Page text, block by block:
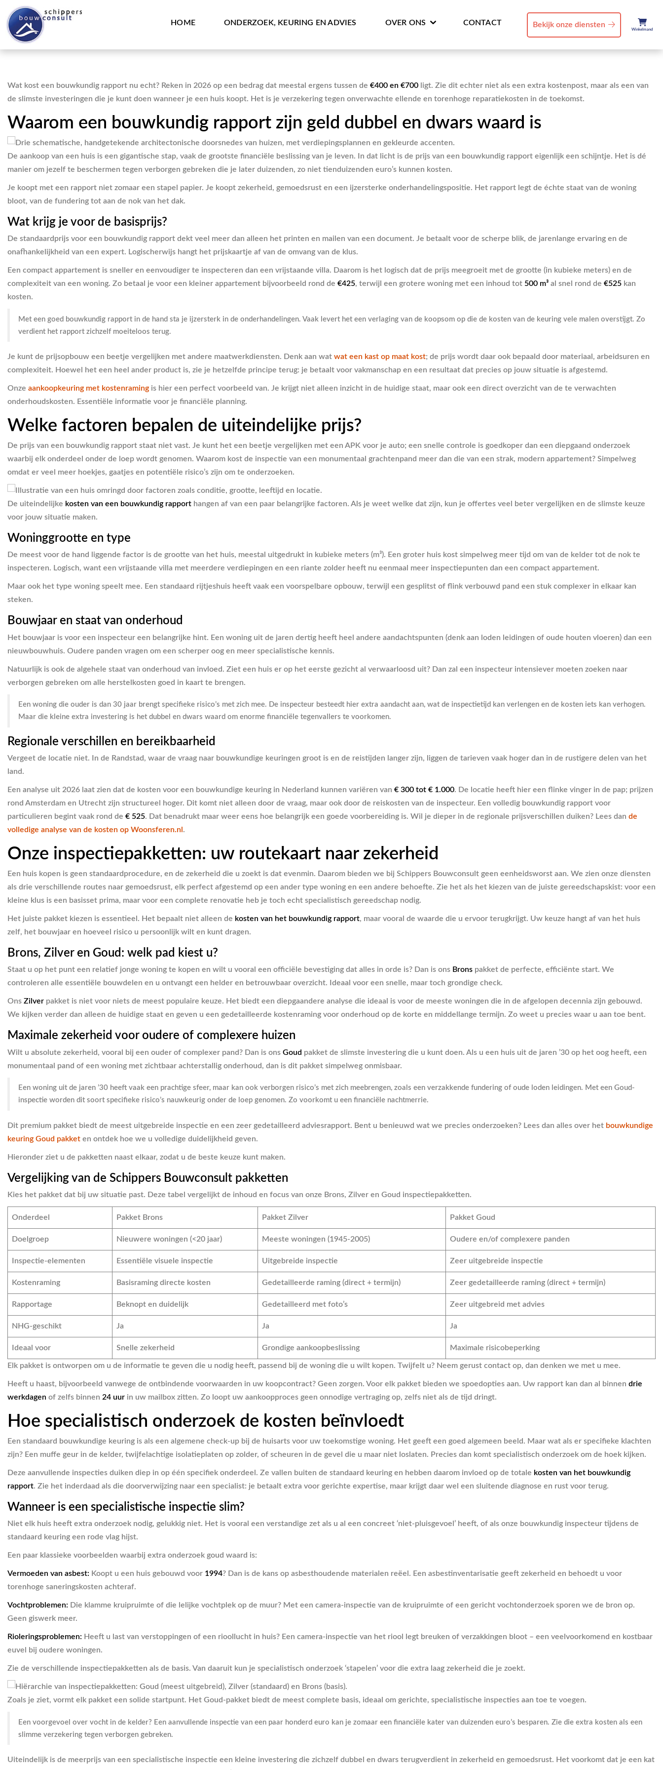
HOME ONDERZOEK, KEURING EN ADVIES OVER ONS CONTACT
Winkelmand
Bekijk onze diensten
Wat kost een bouwkundig rapport nu echt? Reken in 2026 op een bedrag dat meestal ergens tussen de €400 en €700 ligt. Zie dit echter niet als een extra kostenpost, maar als een van
de slimste investeringen die je kunt doen wanneer je een huis koopt. Het is je verzekering tegen onverwachte ellende en torenhoge reparatiekosten in de toekomst.
Waarom een bouwkundig rapport zijn geld dubbel en dwars waard is
De aankoop van een huis is een gigantische stap, vaak de grootste financiële beslissing van je leven. In dat licht is de prijs van een bouwkundig rapport eigenlijk een schijntje. Het is dé
manier om jezelf te beschermen tegen verborgen gebreken die je later duizenden, zo niet tienduizenden euro’s kunnen kosten.
Je koopt met een rapport niet zomaar een stapel papier. Je koopt zekerheid, gemoedsrust en een ijzersterke onderhandelingspositie. Het rapport legt de échte staat van de woning
bloot, van de fundering tot aan de nok van het dak.
Wat krijg je voor de basisprijs?
De standaardprijs voor een bouwkundig rapport dekt veel meer dan alleen het printen en mailen van een document. Je betaalt voor de scherpe blik, de jarenlange ervaring en de
onafhankelijkheid van een expert. Logischerwijs hangt het prijskaartje af van de omvang van de klus.
Een compact appartement is sneller en eenvoudiger te inspecteren dan een vrijstaande villa. Daarom is het logisch dat de prijs meegroeit met de grootte (in kubieke meters) en de
complexiteit van een woning. Zo betaal je voor een kleiner appartement bijvoorbeeld rond de €425, terwijl een grotere woning met een inhoud tot 500 m³ al snel rond de €525 kan
kosten.
Met een goed bouwkundig rapport in de hand sta je ijzersterk in de onderhandelingen. Vaak levert het een verlaging van de koopsom op die de kosten van de keuring vele malen overstijgt. Zo
verdient het rapport zichzelf moeiteloos terug.
Je kunt de prijsopbouw een beetje vergelijken met andere maatwerkdiensten. Denk aan wat wat een kast op maat kost; de prijs wordt daar ook bepaald door materiaal, arbeidsuren en
complexiteit. Hoewel het een heel ander product is, zie je hetzelfde principe terug: je betaalt voor vakmanschap en een resultaat dat precies op jouw situatie is afgestemd.
Onze aankoopkeuring met kostenraming is hier een perfect voorbeeld van. Je krijgt niet alleen inzicht in de huidige staat, maar ook een direct overzicht van de te verwachten
onderhoudskosten. Essentiële informatie voor je financiële planning.
Welke factoren bepalen de uiteindelijke prijs?
De prijs van een bouwkundig rapport staat niet vast. Je kunt het een beetje vergelijken met een APK voor je auto; een snelle controle is goedkoper dan een diepgaand onderzoek
waarbij elk onderdeel onder de loep wordt genomen. Waarom kost de inspectie van een monumentaal grachtenpand meer dan die van een strak, modern appartement? Simpelweg
omdat er veel meer hoekjes, gaatjes en potentiële risico’s zijn om te onderzoeken.
De uiteindelijke kosten van een bouwkundig rapport hangen af van een paar belangrijke factoren. Als je weet welke dat zijn, kun je offertes veel beter vergelijken en de slimste keuze
voor jouw situatie maken.
Woninggrootte en type
De meest voor de hand liggende factor is de grootte van het huis, meestal uitgedrukt in kubieke meters (m³). Een groter huis kost simpelweg meer tijd om van de kelder tot de nok te
inspecteren. Logisch, want een vrijstaande villa met meerdere verdiepingen en een riante zolder heeft nu eenmaal meer inspectiepunten dan een compact appartement.
Maar ook het type woning speelt mee. Een standaard rijtjeshuis heeft vaak een voorspelbare opbouw, terwijl een gesplitst of flink verbouwd pand een stuk complexer in elkaar kan
steken.
Bouwjaar en staat van onderhoud
Het bouwjaar is voor een inspecteur een belangrijke hint. Een woning uit de jaren dertig heeft heel andere aandachtspunten (denk aan loden leidingen of oude houten vloeren) dan een
nieuwbouwhuis. Oudere panden vragen om een scherper oog en meer specialistische kennis.
Natuurlijk is ook de algehele staat van onderhoud van invloed. Ziet een huis er op het eerste gezicht al verwaarloosd uit? Dan zal een inspecteur intensiever moeten zoeken naar
verborgen gebreken om alle herstelkosten goed in kaart te brengen.
Een woning die ouder is dan 30 jaar brengt specifieke risico’s met zich mee. De inspecteur besteedt hier extra aandacht aan, wat de inspectietijd kan verlengen en de kosten iets kan verhogen.
Maar die kleine extra investering is het dubbel en dwars waard om enorme financiële tegenvallers te voorkomen.
Regionale verschillen en bereikbaarheid
Vergeet de locatie niet. In de Randstad, waar de vraag naar bouwkundige keuringen groot is en de reistijden langer zijn, liggen de tarieven vaak hoger dan in de rustigere delen van het
land.
Een analyse uit 2026 laat zien dat de kosten voor een bouwkundige keuring in Nederland kunnen variëren van € 300 tot € 1.000. De locatie heeft hier een flinke vinger in de pap; prijzen
rond Amsterdam en Utrecht zijn structureel hoger. Dit komt niet alleen door de vraag, maar ook door de reiskosten van de inspecteur. Een volledig bouwkundig rapport voor
particulieren begint vaak rond de € 525. Dat benadrukt maar weer eens hoe belangrijk een goede voorbereiding is. Wil je dieper in de regionale prijsverschillen duiken? Lees dan de
volledige analyse van de kosten op Woonsferen.nl .
Onze inspectiepakketten: uw routekaart naar zekerheid
Een huis kopen is geen standaardprocedure, en de zekerheid die u zoekt is dat evenmin. Daarom bieden we bij Schippers Bouwconsult geen eenheidsworst aan. We zien onze diensten
als drie verschillende routes naar gemoedsrust, elk perfect afgestemd op een ander type woning en een andere behoefte. Zie het als het kiezen van de juiste gereedschapskist: voor een
kleine klus is een basisset prima, maar voor een complete renovatie heb je toch echt specialistisch gereedschap nodig.
Het juiste pakket kiezen is essentieel. Het bepaalt niet alleen de kosten van het bouwkundig rapport, maar vooral de waarde die u ervoor terugkrijgt. Uw keuze hangt af van het huis
zelf, het bouwjaar en hoeveel risico u persoonlijk wilt en kunt dragen.
Brons, Zilver en Goud: welk pad kiest u?
Staat u op het punt een relatief jonge woning te kopen en wilt u vooral een officiële bevestiging dat alles in orde is? Dan is ons Brons pakket de perfecte, efficiënte start. We
controleren alle essentiële bouwdelen en u ontvangt een helder en betrouwbaar overzicht. Ideaal voor een snelle, maar toch grondige check.
Ons Zilver pakket is niet voor niets de meest populaire keuze. Het biedt een diepgaandere analyse die ideaal is voor de meeste woningen die in de afgelopen decennia zijn gebouwd.
We kijken verder dan alleen de huidige staat en geven u een gedetailleerde kostenraming voor onderhoud op de korte en middellange termijn. Zo weet u precies waar u aan toe bent.
Maximale zekerheid voor oudere of complexere huizen
Wilt u absolute zekerheid, vooral bij een ouder of complexer pand? Dan is ons Goud pakket de slimste investering die u kunt doen. Als u een huis uit de jaren ’30 op het oog heeft, een
monumentaal pand of een woning met zichtbaar achterstallig onderhoud, dan is dit pakket simpelweg onmisbaar.
Een woning uit de jaren ’30 heeft vaak een prachtige sfeer, maar kan ook verborgen risico’s met zich meebrengen, zoals een verzakkende fundering of oude loden leidingen. Met een Goud-
inspectie worden dit soort specifieke risico’s nauwkeurig onder de loep genomen. Zo voorkomt u een financiële nachtmerrie.
Dit premium pakket biedt de meest uitgebreide inspectie en een zeer gedetailleerd adviesrapport. Bent u benieuwd wat we precies onderzoeken? Lees dan alles over het bouwkundige
keuring Goud pakket en ontdek hoe we u volledige duidelijkheid geven.
Hieronder ziet u de pakketten naast elkaar, zodat u de beste keuze kunt maken.
Vergelijking van de Schippers Bouwconsult pakketten
Kies het pakket dat bij uw situatie past. Deze tabel vergelijkt de inhoud en focus van onze Brons, Zilver en Goud inspectiepakketten.
Onderdeel Pakket Brons Pakket Zilver Pakket Goud
Doelgroep Nieuwere woningen (<20 jaar) Meeste woningen (1945-2005) Oudere en/of complexere panden
Inspectie-elementen Essentiële visuele inspectie Uitgebreide inspectie Zeer uitgebreide inspectie
Kostenraming Basisraming directe kosten Gedetailleerde raming (direct + termijn) Zeer gedetailleerde raming (direct + termijn)
Rapportage Beknopt en duidelijk Gedetailleerd met foto’s Zeer uitgebreid met advies
NHG-geschikt Ja Ja Ja
Ideaal voor Snelle zekerheid Grondige aankoopbeslissing Maximale risicobeperking
Elk pakket is ontworpen om u de informatie te geven die u nodig heeft, passend bij de woning die u wilt kopen. Twijfelt u? Neem gerust contact op, dan denken we met u mee.
Heeft u haast, bijvoorbeeld vanwege de ontbindende voorwaarden in uw koopcontract? Geen zorgen. Voor elk pakket bieden we spoedopties aan. Uw rapport kan dan al binnen drie
werkdagen of zelfs binnen 24 uur in uw mailbox zitten. Zo loopt uw aankoopproces geen onnodige vertraging op, zelfs niet als de tijd dringt.
Hoe specialistisch onderzoek de kosten beïnvloedt
Een standaard bouwkundige keuring is als een algemene check-up bij de huisarts voor uw toekomstige woning. Het geeft een goed algemeen beeld. Maar wat als er specifieke klachten
zijn? Een muffe geur in de kelder, twijfelachtige isolatieplaten op zolder, of scheuren in de gevel die u maar niet loslaten. Precies dan komt specialistisch onderzoek om de hoek kijken.
Deze aanvullende inspecties duiken diep in op één specifiek onderdeel. Ze vallen buiten de standaard keuring en hebben daarom invloed op de totale kosten van het bouwkundig
rapport. Zie het inderdaad als die doorverwijzing naar een specialist: je betaalt extra voor gerichte expertise, maar krijgt daar wel een sluitende diagnose en rust voor terug.
Wanneer is een specialistische inspectie slim?
Niet elk huis heeft extra onderzoek nodig, gelukkig niet. Het is vooral een verstandige zet als u al een concreet ‘niet-pluisgevoel’ heeft, of als onze bouwkundig inspecteur tijdens de
standaard keuring een rode vlag hijst.
Een paar klassieke voorbeelden waarbij extra onderzoek goud waard is:
Vermoeden van asbest: Koopt u een huis gebouwd voor 1994? Dan is de kans op asbesthoudende materialen reëel. Een asbestinventarisatie geeft zekerheid en behoedt u voor
torenhoge saneringskosten achteraf.
Vochtproblemen: Die klamme kruipruimte of die lelijke vochtplek op de muur? Met een camera-inspectie van de kruipruimte of een gericht vochtonderzoek sporen we de bron op.
Geen giswerk meer.
Rioleringsproblemen: Heeft u last van verstoppingen of een rioollucht in huis? Een camera-inspectie van het riool legt breuken of verzakkingen bloot – een veelvoorkomend en kostbaar
euvel bij oudere woningen.
Zie de verschillende inspectiepakketten als de basis. Van daaruit kun je specialistisch onderzoek ‘stapelen’ voor die extra laag zekerheid die je zoekt.
Zoals je ziet, vormt elk pakket een solide startpunt. Het Goud-pakket biedt de meest complete basis, ideaal om gerichte, specialistische inspecties aan toe te voegen.
Een voorgevoel over vocht in de kelder? Een aanvullende inspectie van een paar honderd euro kan je zomaar een financiële kater van duizenden euro’s besparen. Zie die extra kosten als een
slimme verzekering tegen verborgen gebreken.
Uiteindelijk is de meerprijs van een specialistische inspectie een kleine investering die zichzelf dubbel en dwars terugverdient in zekerheid en gemoedsrust. Het voorkomt dat je een kat